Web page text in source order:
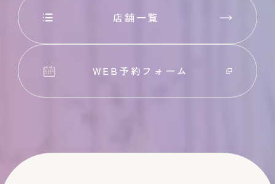
店舗一覧
WEB予約フォーム